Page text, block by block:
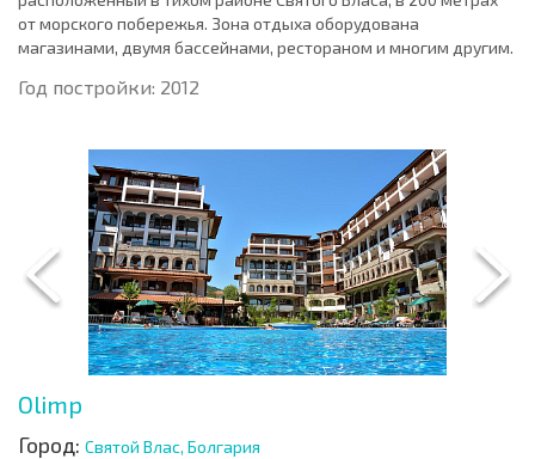
от морского побережья. Зона отдыха оборудована
магазинами, двумя бассейнами, рестораном и многим другим.
Год постройки: 2012
Olimp
Город: Святой Влас, Болгария